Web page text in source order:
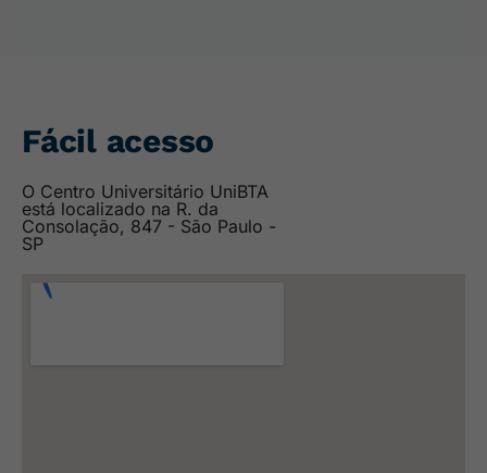
Fácil acesso
O Centro Universitário UniBTA
está localizado na R. da
Consolação, 847 - São Paulo -
SP